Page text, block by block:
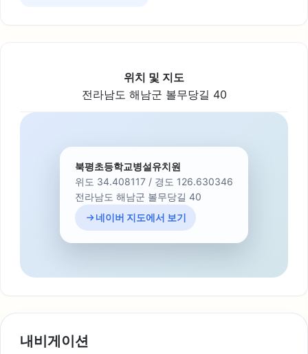
위치 및 지도
전라남도 해남군 볼무당길 40
북평초등학교병설유치원
위도 34.408117 / 경도 126.630346
전라남도 해남군 볼무당길 40
네이버 지도에서 보기
내비게이션